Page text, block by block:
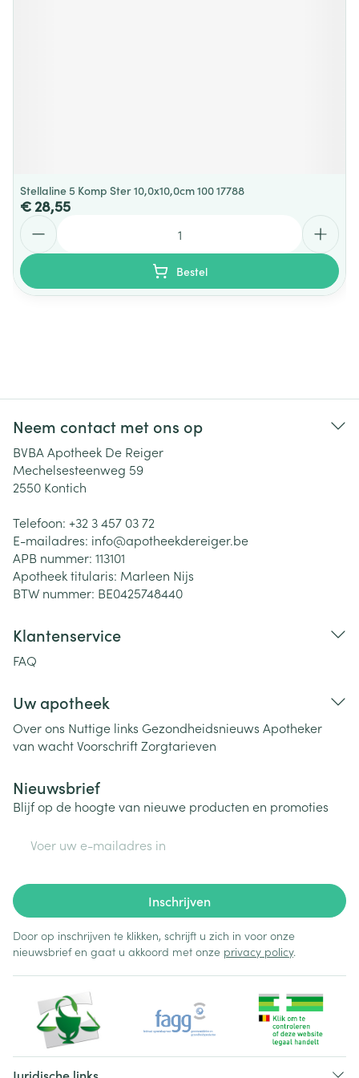
Stellaline 5 Komp Ster 10,0x10,0cm 100 17788
€ 28,55
Bestel
Neem contact met ons op
BVBA Apotheek De Reiger
Mechelsesteenweg 59
2550 Kontich
Telefoon: +32 3 457 03 72
E-mailadres: info@apotheekdereiger.be
APB nummer: 113101
Apotheek titularis: Marleen Nijs
BTW nummer: BE0425748440
Klantenservice
FAQ
Uw apotheek
Over ons Nuttige links Gezondheidsnieuws Apotheker
van wachtVoorschriftZorgtarieven
Nieuwsbrief
Blijf op de hoogte van nieuwe producten en promoties
Inschrijven
Door op inschrijven te klikken, schrijft u zich in voor onze
nieuwsbrief en gaat u akkoord met onze privacy policy.